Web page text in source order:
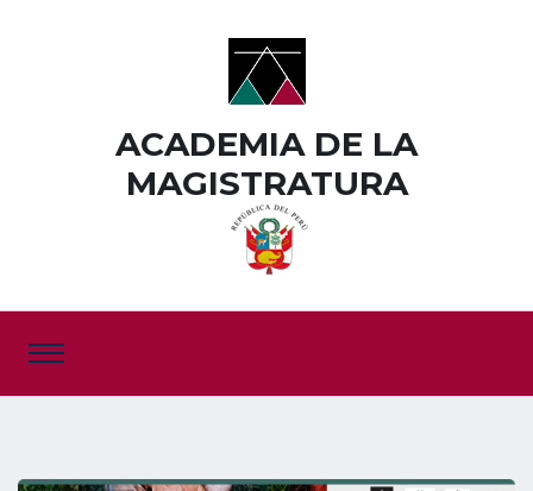
ACADEMIA DE LA
MAGISTRATURA